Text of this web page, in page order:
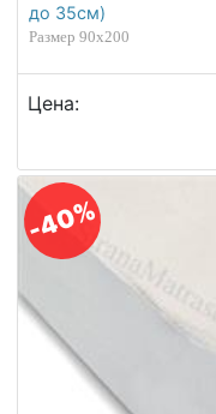
до 35см)
Размер 90х200
Цена:
-40%